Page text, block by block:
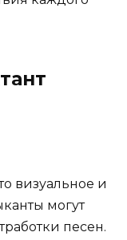
визуальное и
могут
песен.